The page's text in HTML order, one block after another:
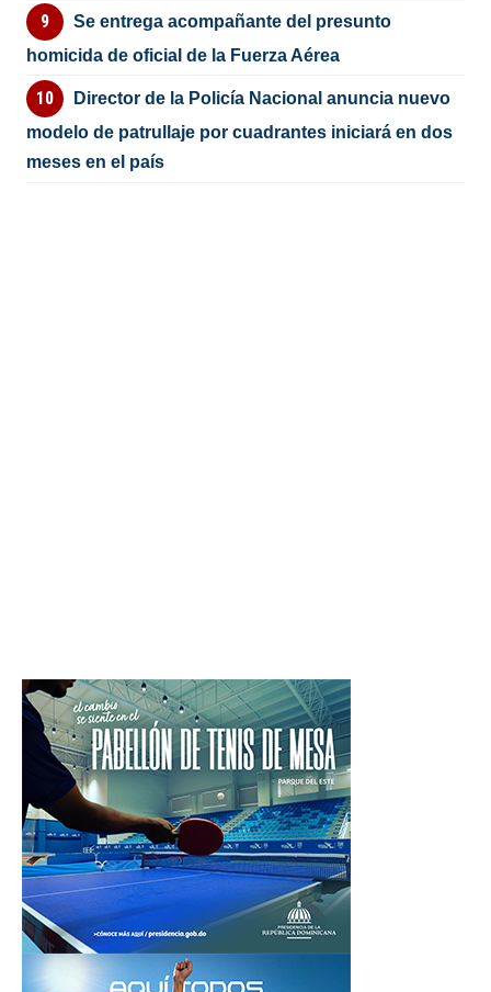
Se entrega acompañante del presunto
homicida de oficial de la Fuerza Aérea
Director de la Policía Nacional anuncia nuevo
modelo de patrullaje por cuadrantes iniciará en dos
meses en el país